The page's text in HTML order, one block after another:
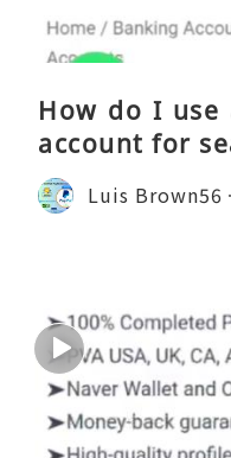
How do I use
account for
Luis Brown56